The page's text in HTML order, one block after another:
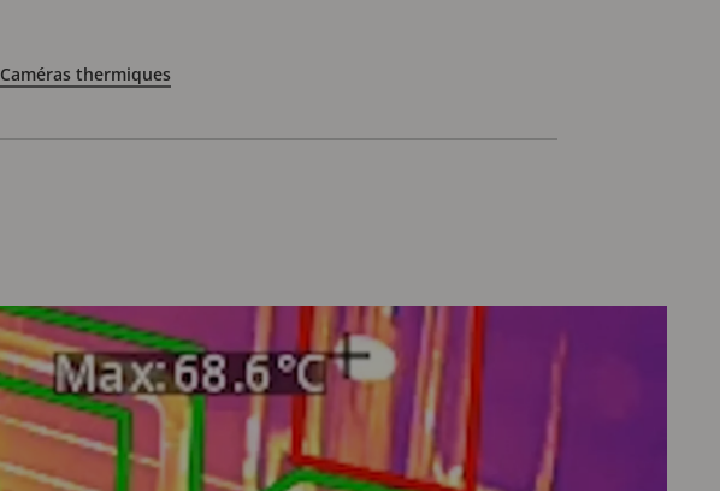
Caméras thermiques